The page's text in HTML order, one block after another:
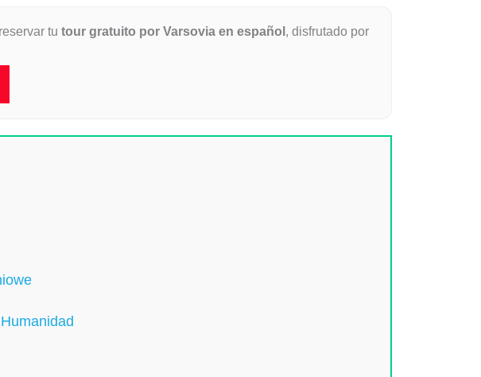
tu tour gratuito por Varsovia en español , disfrutado por